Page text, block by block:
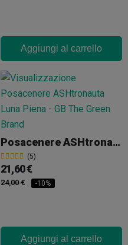
Aggiungi al carrello
Posacenere ASHtronauta Luna Piena
(5)
21,60 €
24,00 € -10%
Aggiungi al carrello